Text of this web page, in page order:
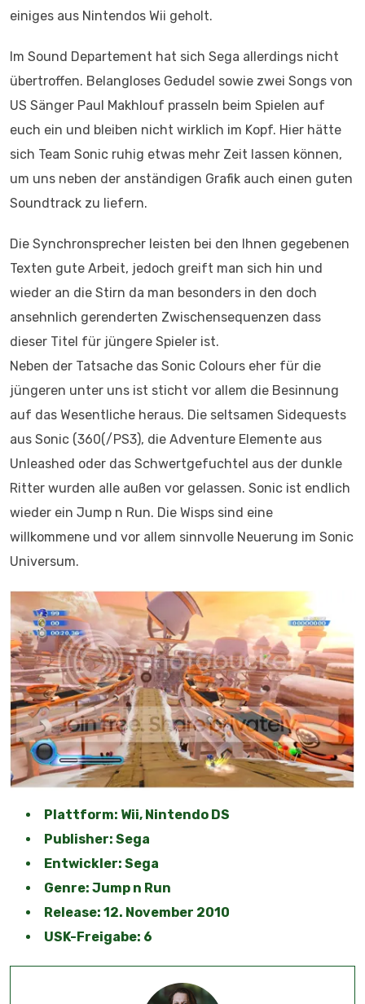
einiges aus Nintendos Wii geholt.
Im Sound Departement hat sich Sega allerdings nicht
übertroffen. Belangloses Gedudel sowie zwei Songs von
US Sänger Paul Makhlouf prasseln beim Spielen auf
euch ein und bleiben nicht wirklich im Kopf. Hier hätte
sich Team Sonic ruhig etwas mehr Zeit lassen können,
um uns neben der anständigen Grafik auch einen guten
Soundtrack zu liefern.
Die Synchronsprecher leisten bei den Ihnen gegebenen
Texten gute Arbeit, jedoch greift man sich hin und
wieder an die Stirn da man besonders in den doch
ansehnlich gerenderten Zwischensequenzen dass
dieser Titel für jüngere Spieler ist.
Neben der Tatsache das Sonic Colours eher für die
jüngeren unter uns ist sticht vor allem die Besinnung
auf das Wesentliche heraus. Die seltsamen Sidequests
aus Sonic (360(/PS3), die Adventure Elemente aus
Unleashed oder das Schwertgefuchtel aus der dunkle
Ritter wurden alle außen vor gelassen. Sonic ist endlich
wieder ein Jump n Run. Die Wisps sind eine
willkommene und vor allem sinnvolle Neuerung im Sonic
Universum.
Plattform: Wii, Nintendo DS
Publisher: Sega
Entwickler: Sega
Genre: Jump n Run
Release: 12. November 2010
USK-Freigabe: 6